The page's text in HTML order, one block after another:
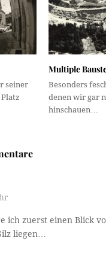
seiner
Multiple
Besonders
denen wir gar
hinschauen…
ich zuerst einen Blick
liegen…